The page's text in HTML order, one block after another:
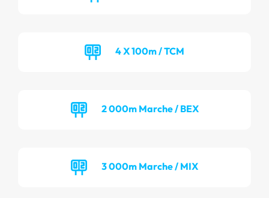
4 X 100m / TCM
2 000m Marche / BEX
3 000m Marche / MIX